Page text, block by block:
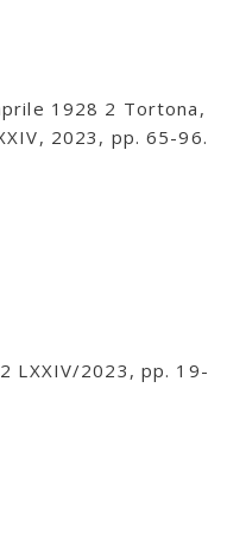
1928 2 Tortona,
2023, pp. 65-96.
LXXIV/2023, pp. 19-